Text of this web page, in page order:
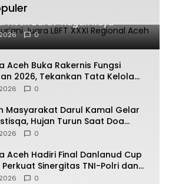
Ruhul Qur’ani Juara LBFT XXXI
Aceh Barat-Nagan Raya
0
Aceh Buka Rakernis Fungsi
2026, Tekankan Tata Kelola
yang Profesional dan
0
Masyarakat Darul Kamal Gelar
Hujan Turun Saat Doa
0
Aceh Hadiri Final Danlanud Cup
Perkuat Sinergitas TNI-Polri dan
Daerah
0